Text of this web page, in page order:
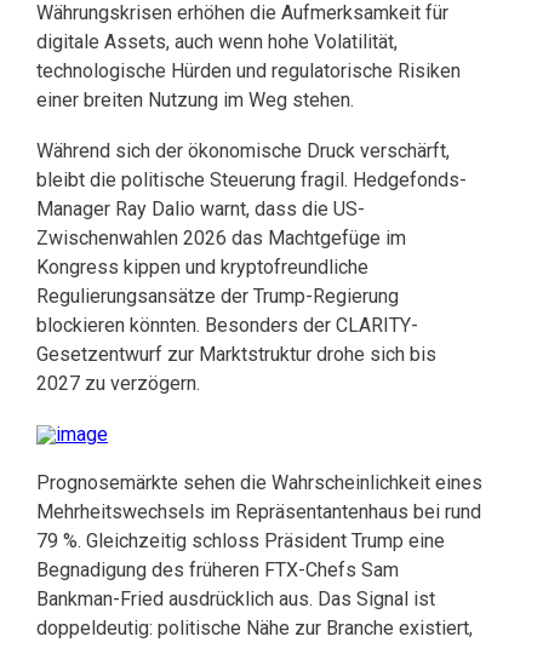
Währungskrisen erhöhen die Aufmerksamkeit für
digitale Assets, auch wenn hohe Volatilität,
technologische Hürden und regulatorische Risiken
einer breiten Nutzung im Weg stehen.
Während sich der ökonomische Druck verschärft,
bleibt die politische Steuerung fragil. Hedgefonds-
Manager Ray Dalio warnt, dass die US-
Zwischenwahlen 2026 das Machtgefüge im
Kongress kippen und kryptofreundliche
Regulierungsansätze der Trump-Regierung
blockieren könnten. Besonders der CLARITY-
Gesetzentwurf zur Marktstruktur drohe sich bis
2027 zu verzögern.
Prognosemärkte sehen die Wahrscheinlichkeit eines
Mehrheitswechsels im Repräsentantenhaus bei rund
79 %. Gleichzeitig schloss Präsident Trump eine
Begnadigung des früheren FTX-Chefs Sam
Bankman-Fried ausdrücklich aus. Das Signal ist
doppeldeutig: politische Nähe zur Branche existiert,